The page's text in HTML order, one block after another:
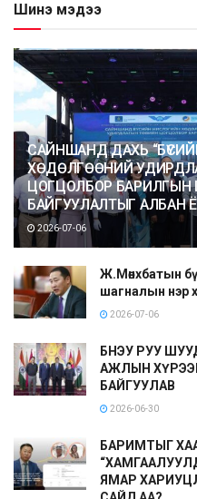
Шинэ мэдээ
САЙНШАНД ДАХЬ
ХӨДӨЛГӨӨНИЙ
ЦОГЦОЛБОР БАРИЛГЫН
БАЙГУУЛАЛТЫГ АЛБАН
2026-07-06
Ж.Мөнхбатын
шагналын нэр
2026-07-06
БНЭУ РУУ
АЖЛЫН
БАЙГУУЛАВ
2026-06-30
БАРИМТЫГ
ЯМАР